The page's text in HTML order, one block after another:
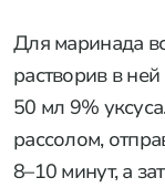
Для маринада
растворив в ней
50 мл 9%
рассолом,
8–10 минут, а